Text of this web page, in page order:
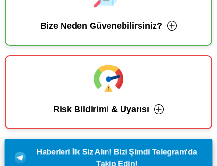
Bize Neden Güvenebilirsiniz?
Risk Bildirimi & Uyarısı
Haberleri İlk Siz Alın! Bizi Şimdi Telegram'da
Takip Edin!